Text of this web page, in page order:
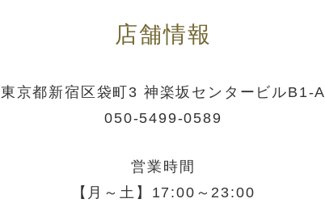
店舗情報
東京都新宿区袋町3 神楽坂センタービルB1-A
050-5499-0589
営業時間
【月～土】17:00～23:00